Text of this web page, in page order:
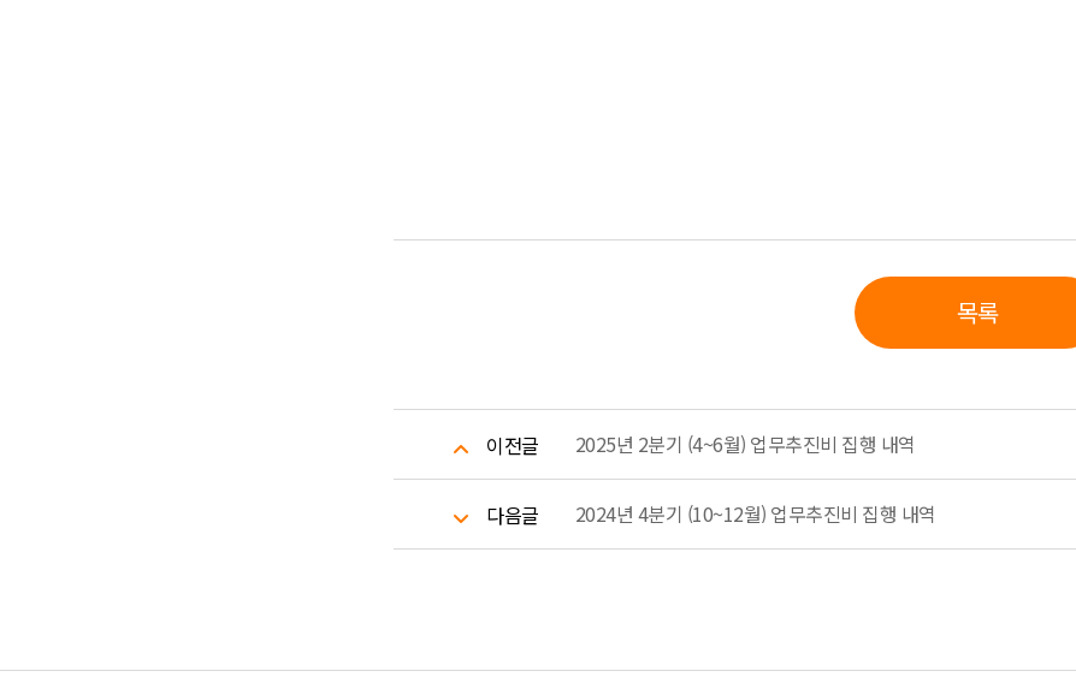
목록
이전글 2025년 2분기 (4~6월) 업무추진비 집행 내역
다음글 2024년 4분기 (10~12월) 업무추진비 집행 내역